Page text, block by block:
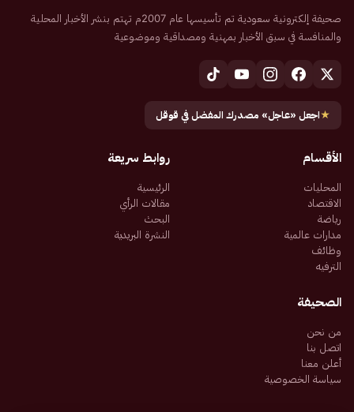
صحيفة إلكترونية سعودية تم تأسيسها عام 2007م تهتم بنشر الأخبار المحلية
والمنافسة في سبق الأخبار بمهنية ومصداقية وموضوعية
★اجعل «عاجل» مصدرك المفضل في قوقل
الأقسام
المحليات
الاقتصاد
رياضة
مدارات عالمية
وظائف
الترفيه
روابط سريعة
الرئيسية
مقالات الرأي
البحث
النشرة البريدية
الصحيفة
من نحن
اتصل بنا
أعلن معنا
سياسة الخصوصية